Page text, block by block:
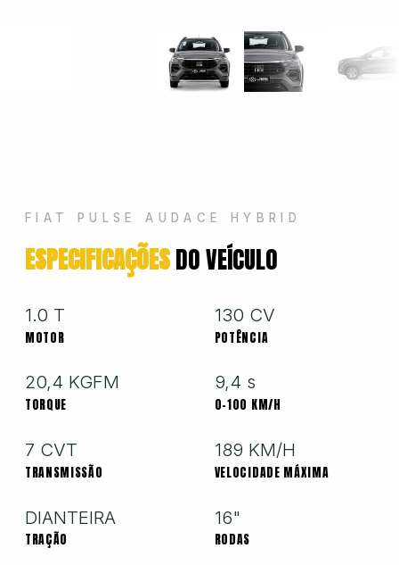
Jeep
FIAT PULSE AUDACE HYBRID
ESPECIFICAÇÕESDO VEÍCULO
1.0 T
MOTOR
130 CV
POTÊNCIA
20,4 KGFM
TORQUE
9,4 s
0-100 KM/H
7 CVT
TRANSMISSÃO
189 KM/H
VELOCIDADE MÁXIMA
DIANTEIRA
TRAÇÃO
16"
RODAS